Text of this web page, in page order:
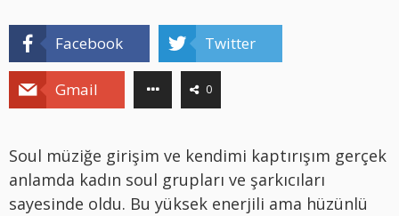
Facebook Twitter
Gmail 0
Soul müziğe girişim ve kendimi kaptırışım gerçek
anlamda kadın soul grupları ve şarkıcıları
sayesinde oldu. Bu yüksek enerjili ama hüzünlü